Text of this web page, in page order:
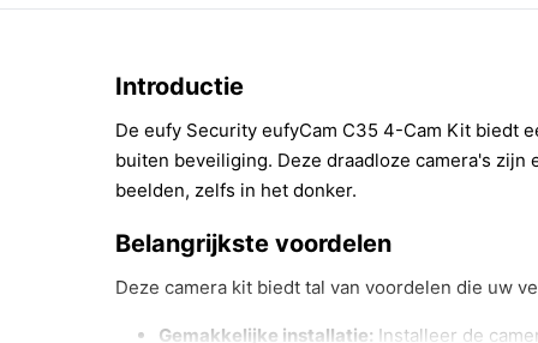
Introductie
De eufy Security eufyCam C35 4-Cam Kit biedt
buiten beveiliging. Deze draadloze camera's
beelden, zelfs in het donker.
Belangrijkste voordelen
Deze camera kit biedt tal van voordelen die uw
Gemakkelijke installatie: Installeer de